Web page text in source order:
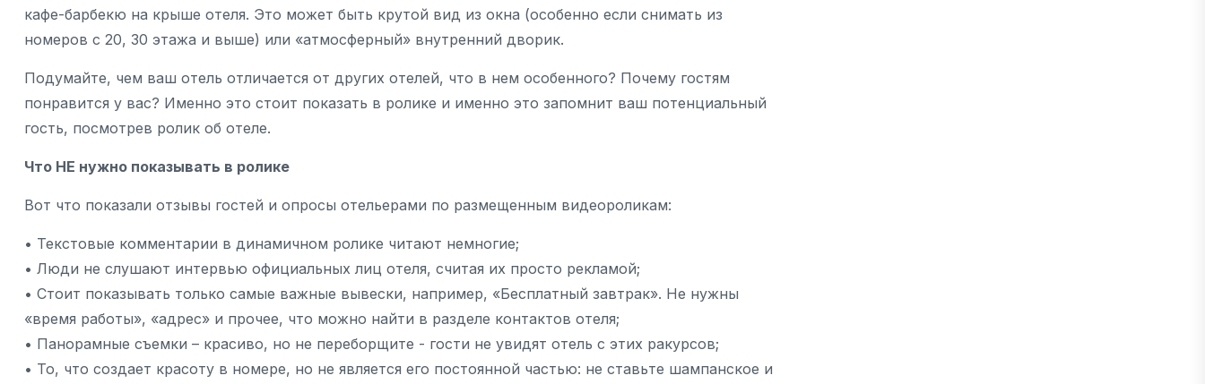
кафе-барбекю на крыше отеля. Это может быть крутой вид из окна (особенно если снимать из
номеров с 20, 30 этажа и выше) или «атмосферный» внутренний дворик.
Подумайте, чем ваш отель отличается от других отелей, что в нем особенного? Почему гостям
понравится у вас? Именно это стоит показать в ролике и именно это запомнит ваш потенциальный
гость, посмотрев ролик об отеле.
Что НЕ нужно показывать в ролике
Вот что показали отзывы гостей и опросы отельерами по размещенным видеороликам:
• Текстовые комментарии в динамичном ролике читают немногие;
• Люди не слушают интервью официальных лиц отеля, считая их просто рекламой;
• Стоит показывать только самые важные вывески, например, «Бесплатный завтрак». Не нужны
«время работы», «адрес» и прочее, что можно найти в разделе контактов отеля;
• Панорамные съемки – красиво, но не переборщите - гости не увидят отель с этих ракурсов;
• То, что создает красоту в номере, но не является его постоянной частью: не ставьте шампанское и